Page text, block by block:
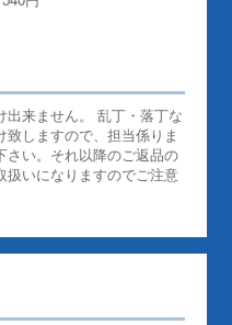
来ません。 乱丁・落丁な
しますので、担当係りま
さい。それ以降のご返品の
扱いになりますのでご注意